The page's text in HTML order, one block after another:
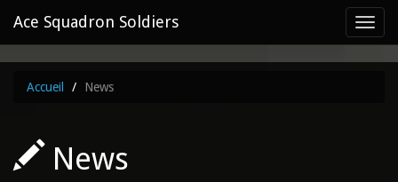
Ace Squadron Soldiers
Accueil News
News